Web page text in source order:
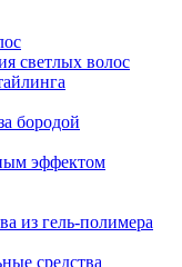
светлых волос
бородой
эффектом
из гель-полимера
средства